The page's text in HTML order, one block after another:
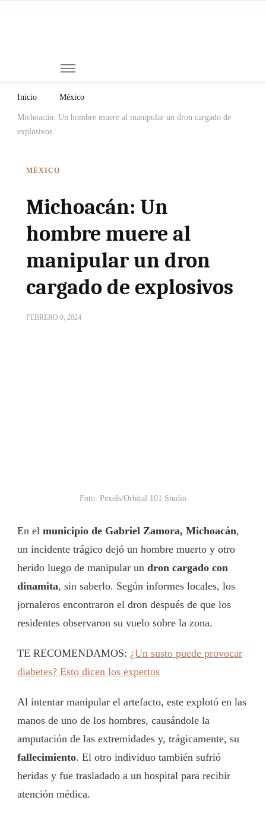
Inicio México
Michoacán: Un hombre muere al manipular un dron cargado de
explosivos
MÉXICO
Michoacán: Un
hombre muere al
manipular un dron
cargado de explosivos
FEBRERO 9, 2024
Foto: Pexels/Orbital 101 Studio
En el municipio de Gabriel Zamora, Michoacán,
un incidente trágico dejó un hombre muerto y otro
herido luego de manipular un dron cargado con
dinamita, sin saberlo. Según informes locales, los
jornaleros encontraron el dron después de que los
residentes observaron su vuelo sobre la zona.
TE RECOMENDAMOS: ¿Un susto puede provocar
diabetes? Esto dicen los expertos
Al intentar manipular el artefacto, este explotó en las
manos de uno de los hombres, causándole la
amputación de las extremidades y, trágicamente, su
fallecimiento. El otro individuo también sufrió
heridas y fue trasladado a un hospital para recibir
atención médica.